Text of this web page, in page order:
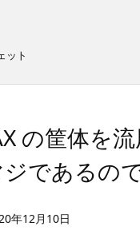
ット
の筐体を
であるの
年12月10日